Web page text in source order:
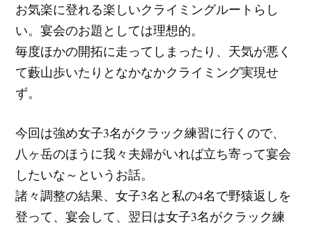
お気楽に登れる楽しいクライミングルートらし
い。宴会のお題としては理想的。
毎度ほかの開拓に走ってしまったり、天気が悪く
て藪山歩いたりとなかなかクライミング実現せ
ず。
今回は強め女子3名がクラック練習に行くので、
八ヶ岳のほうに我々夫婦がいれば立ち寄って宴会
したいな～というお話。
諸々調整の結果、女子3名と私の4名で野猿返しを
登って、宴会して、翌日は女子3名がクラック練